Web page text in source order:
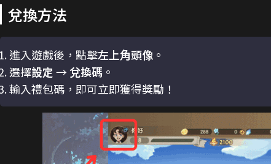
兌換方法
進入遊戲後，點擊左上角頭像 。
選擇設定 →兌換碼 。
輸入禮包碼，即可立即獲得獎勵！